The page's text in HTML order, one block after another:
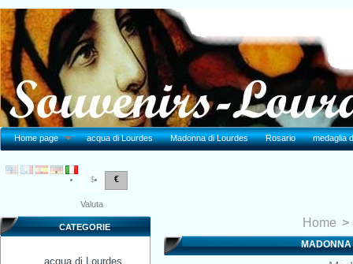
Home page acqua di Lourdes Madonna di Lourdes Rosario medaglia
$ €
Valuta
CATEGORIE
acqua di Lourdes
Home >